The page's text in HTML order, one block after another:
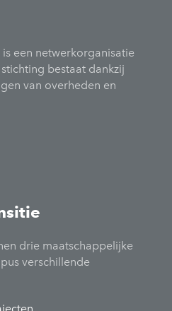
een netwerkorganisatie
bestaat dankzij
van overheden en
drie maatschappelijke
verschillende